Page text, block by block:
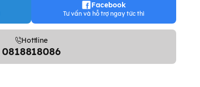
Facebook
Tư vấn và hỗ trợ ngay tức thì
Hottline
0818818086